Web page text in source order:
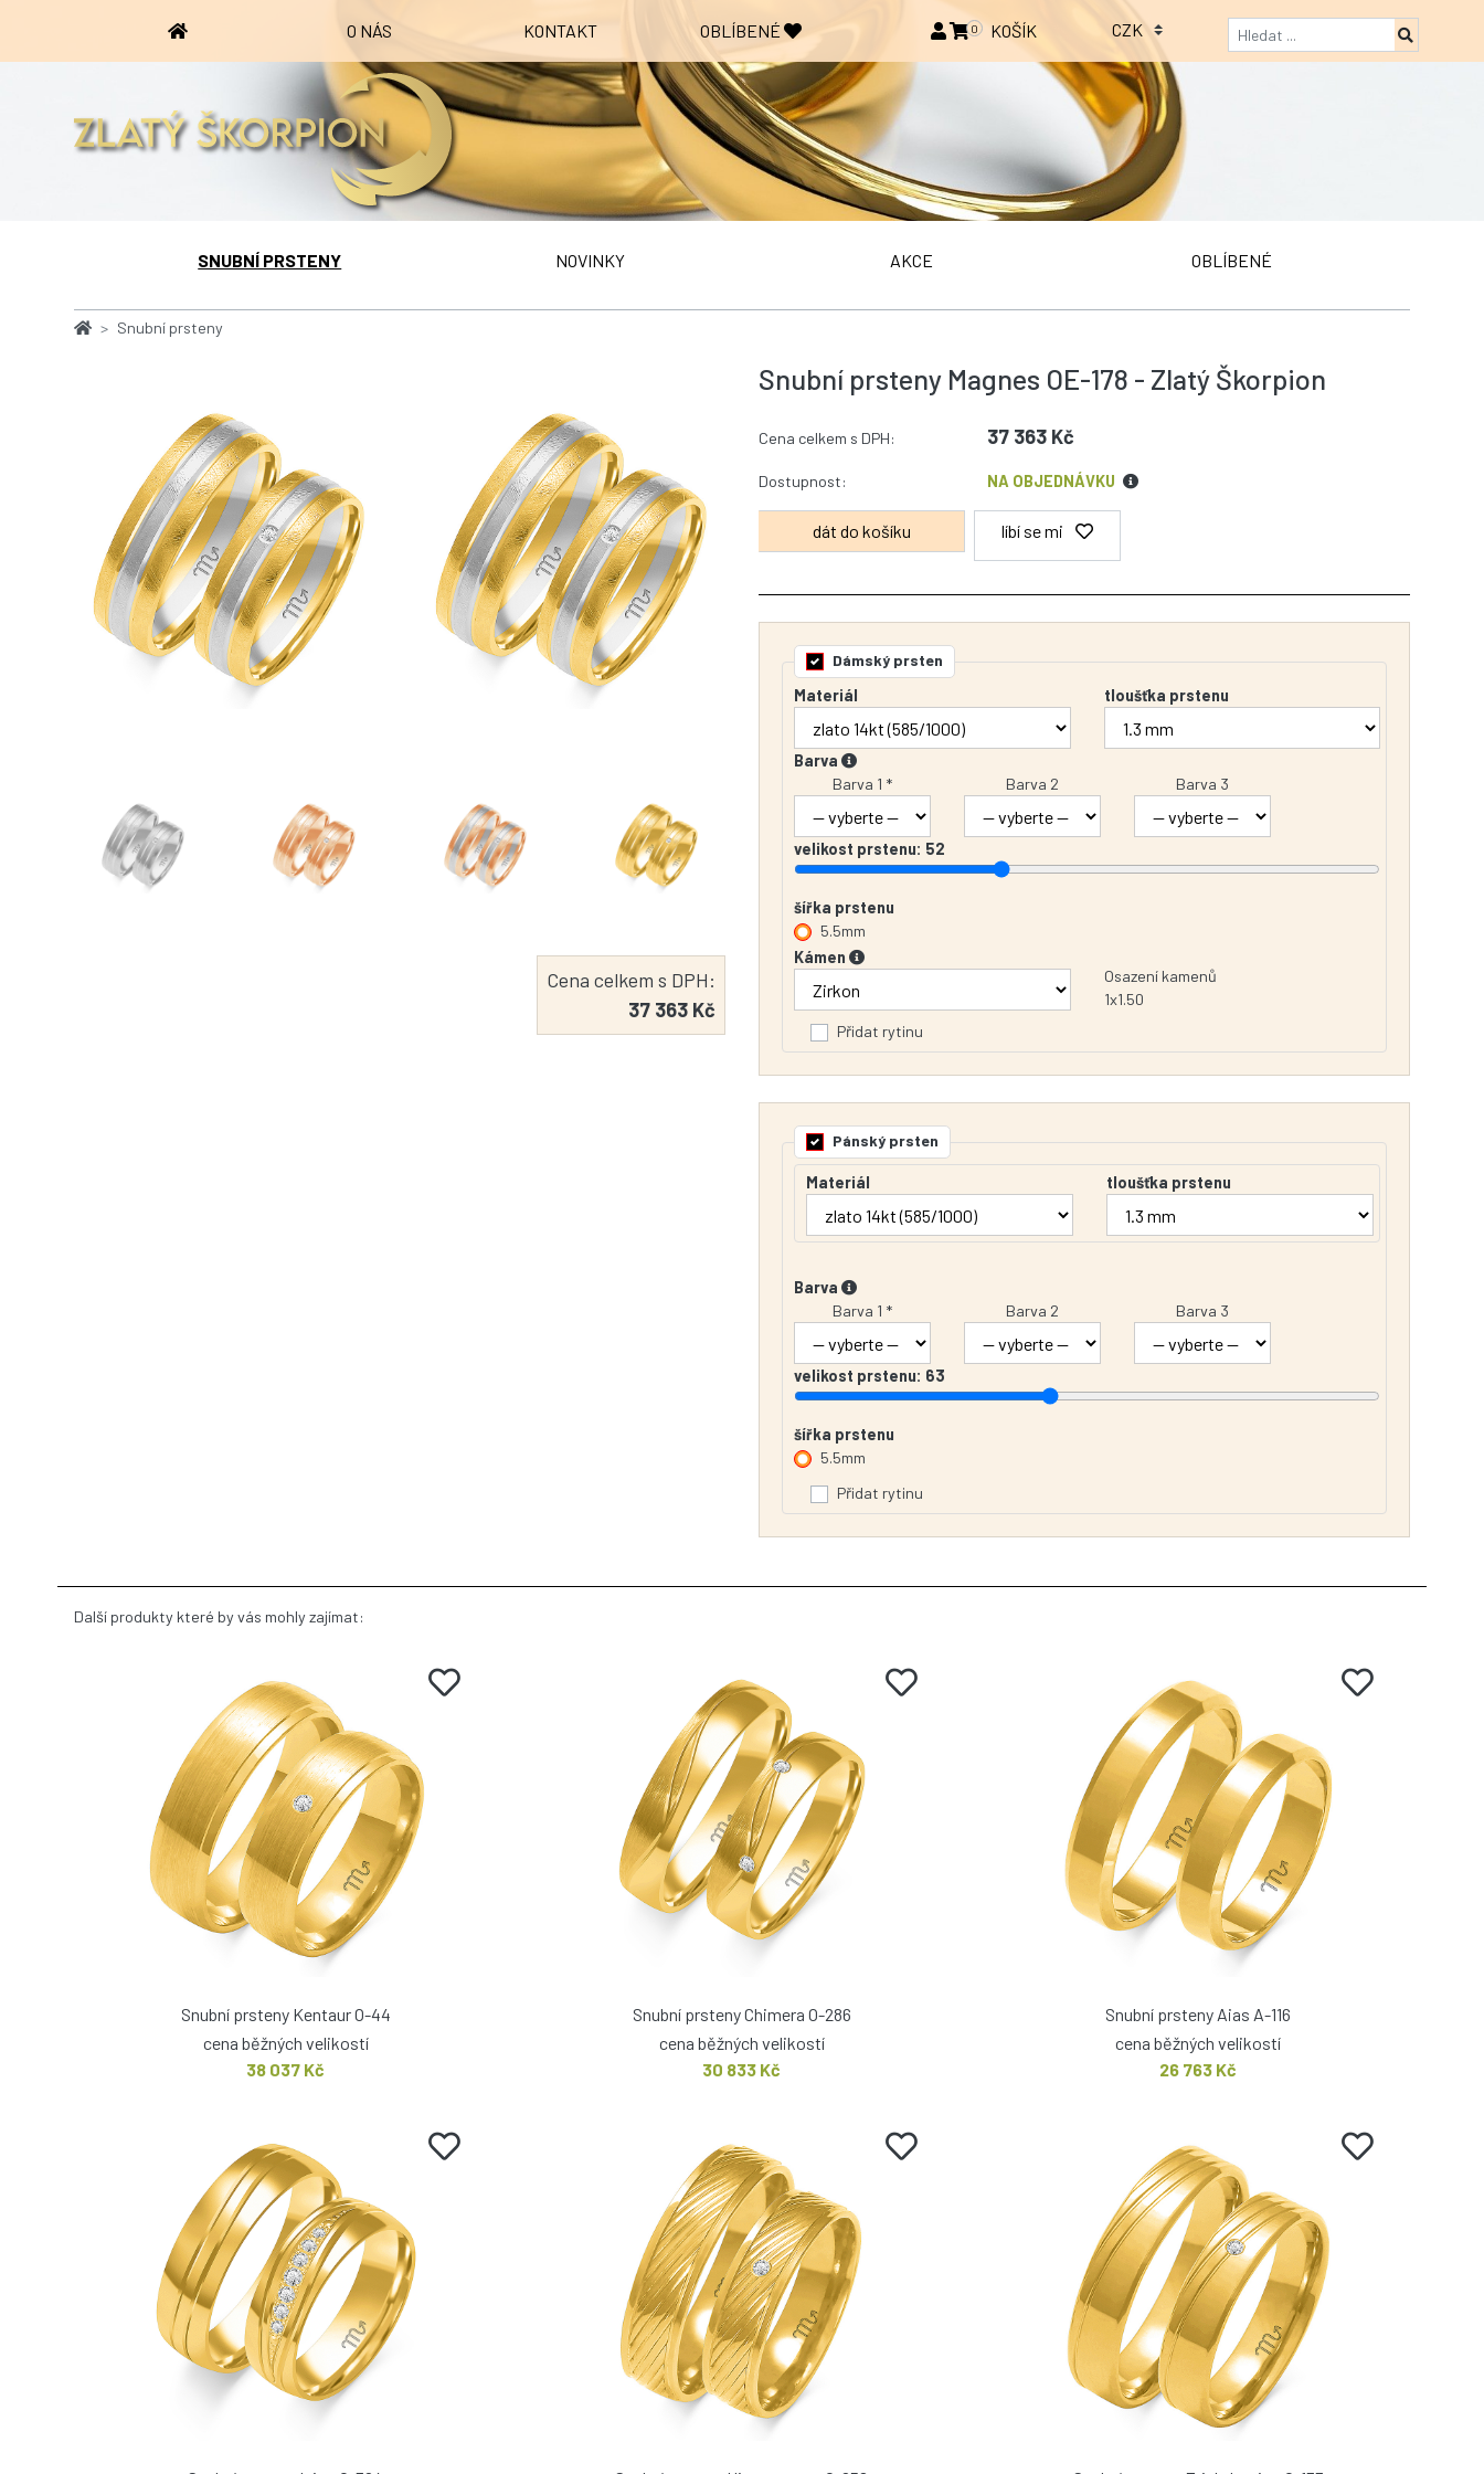
O NÁS KONTAKT OBLÍBENÉ 0 KOŠÍK
SNUBNÍ PRSTENY NOVINKY AKCE OBLÍBENÉ
Snubní prsteny
Cena celkem s DPH:
37 363 Kč
Snubní prsteny Magnes OE-178 - Zlatý Škorpion
Cena celkem s DPH: 37 363 Kč
Dostupnost: NA OBJEDNÁVKU
líbí se mi
Dámský prsten
Materiál
tloušťka prstenu
Barva
Barva 1 *
Barva 2 Barva 3
velikost prstenu: 52
šířka prstenu
5.5mm
Kámen
Osazení kamenů
1x1.50
Přidat rytinu
Pánský prsten
Materiál tloušťka prstenu
Barva
Barva 1 *
Barva 2 Barva 3
velikost prstenu: 63
šířka prstenu
5.5mm
Přidat rytinu
Další produkty které by vás mohly zajímat:
Snubní prsteny Kentaur O-44
cena běžných velikostí
38 037 Kč
Snubní prsteny Chimera O-286
cena běžných velikostí
30 833 Kč
Snubní prsteny Aias A-116
cena běžných velikostí
26 763 Kč